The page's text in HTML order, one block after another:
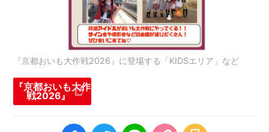
『京都おいも大作戦2026』に登場する「KIDSエリア」など
『京都おいも大作
戦2026』